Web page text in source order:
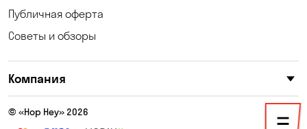
Публичная оферта
Советы и обзоры
Компания
© «Hop Hey» 2026